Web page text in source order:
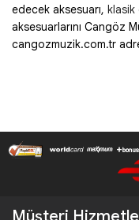
edecek aksesuarı, klasik
aksesuarlarını Cangöz
cangozmuzik.com.tr